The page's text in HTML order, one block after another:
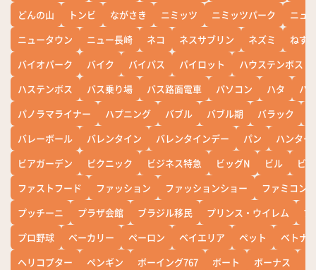
どんの山
トンビ ながさき ニミッツ ニミッツパーク
ニュ
ニュータウン
ニュー長崎 ネコ ネスサブリン ネズミ
ねず
バイオパーク
バイク バイパス パイロット
ハウステンボス
ハステンボス
バス乗り場 バス路面電車 パソコン ハタ
ハ
パノラマライナー
ハプニング バブル バブル期 バラック
バレーボール
バレンタイン バレンタインデー パン
ハンター
ビアガーデン
ピクニック ビジネス特急 ビッグN ビル
ビワ
ファストフード
ファッション ファッションショー
ファミコン
プッチーニ
プラザ会館 ブラジル移民 プリンス・ウイレム
ブ
プロ野球
ベーカリー ペーロン ベイエリア ペット
ベトナ
ヘリコプター
ペンギン ボーイング767 ボート ボーナス